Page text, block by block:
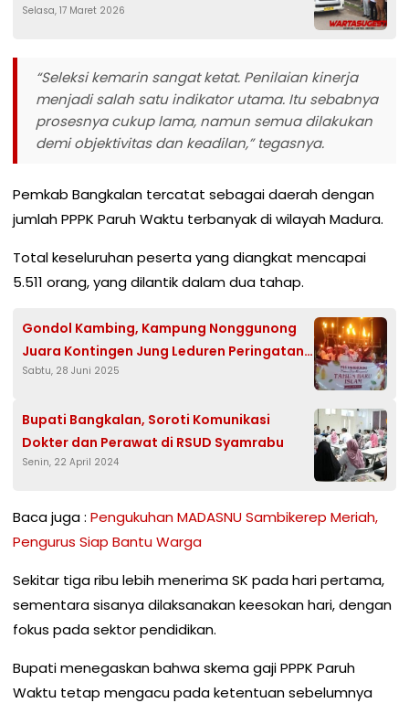
Selasa, 17 Maret 2026
“Seleksi kemarin sangat ketat. Penilaian kinerja
menjadi salah satu indikator utama. Itu sebabnya
prosesnya cukup lama, namun semua dilakukan
demi objektivitas dan keadilan,” tegasnya.
Pemkab Bangkalan tercatat sebagai daerah dengan
jumlah PPPK Paruh Waktu terbanyak di wilayah Madura.
Total keseluruhan peserta yang diangkat mencapai
5.511 orang, yang dilantik dalam dua tahap.
Gondol Kambing, Kampung Nonggunong
Juara Kontingen Jung Leduren Peringatan
Tahun Baru Islam
Sabtu, 28 Juni 2025
Bupati Bangkalan, Soroti Komunikasi
Dokter dan Perawat di RSUD Syamrabu
Senin, 22 April 2024
Baca juga : Pengukuhan MADASNU Sambikerep Meriah,
Pengurus Siap Bantu Warga
Sekitar tiga ribu lebih menerima SK pada hari pertama,
sementara sisanya dilaksanakan keesokan hari, dengan
fokus pada sektor pendidikan.
Bupati menegaskan bahwa skema gaji PPPK Paruh
Waktu tetap mengacu pada ketentuan sebelumnya